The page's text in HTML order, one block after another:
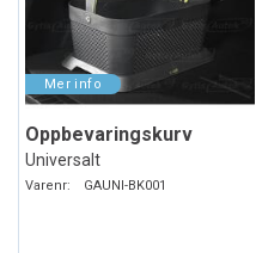
Oppbevaringskurv
Universalt
Varenr: GAUNI-BK001